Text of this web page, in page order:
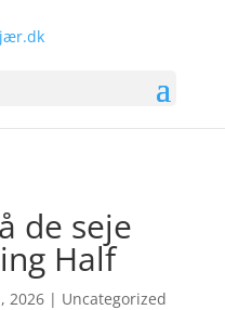
de seje
Half
2026| Uncategorized